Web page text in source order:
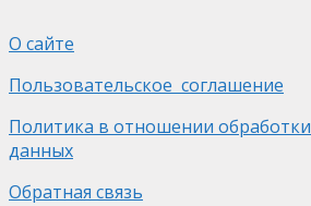
О сайте
Пользовательское соглашение
Политика в отношении
данных
Обратная связь